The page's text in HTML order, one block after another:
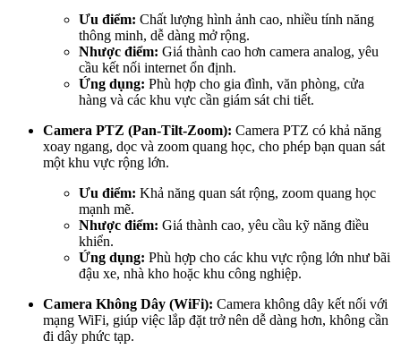
Ưu điểm: Chất lượng hình ảnh cao, nhiều tính năng
thông minh, dễ dàng mở rộng.
Nhược điểm: Giá thành cao hơn camera analog, yêu
cầu kết nối internet ổn định.
Ứng dụng: Phù hợp cho gia đình, văn phòng, cửa
hàng và các khu vực cần giám sát chi tiết.
Camera PTZ (Pan-Tilt-Zoom): Camera PTZ có khả năng
xoay ngang, dọc và zoom quang học, cho phép bạn quan sát
một khu vực rộng lớn.
Ưu điểm: Khả năng quan sát rộng, zoom quang học
mạnh mẽ.
Nhược điểm: Giá thành cao, yêu cầu kỹ năng điều
khiển.
Ứng dụng: Phù hợp cho các khu vực rộng lớn như bãi
đậu xe, nhà kho hoặc khu công nghiệp.
Camera Không Dây (WiFi): Camera không dây kết nối với
mạng WiFi, giúp việc lắp đặt trở nên dễ dàng hơn, không cần
đi dây phức tạp.